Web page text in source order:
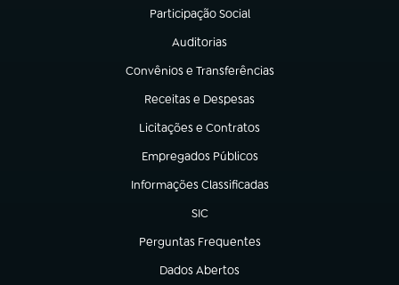
Participação Social
(abre em nova aba)
Auditorias
(abre em nova aba)
Convênios e Transferências
(abre em nova aba)
Receitas e Despesas
(abre em nova aba)
Licitações e Contratos
(abre em nova aba)
Empregados Públicos
(abre em nova aba)
Informações Classificadas
(abre em nova aba)
SIC
(abre em nova aba)
Perguntas Frequentes
(abre em nova aba)
Dados Abertos
(abre em nova aba)